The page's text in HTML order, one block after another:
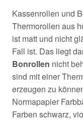
Kassenrollen und
Thermorollen aus
ist matt und nicht
Fall ist. Das liegt
Bonrollen nicht
sind mit einer
erzeugen zu
Normapapier
Farben schwarz,